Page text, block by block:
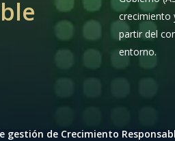
crecimiento
partir del
entorno.
gestión de Crecimiento